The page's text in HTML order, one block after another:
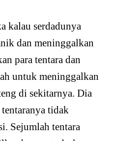
kalau serdadunya
dan meninggalkan
para tentara dan
untuk meninggalkan
di sekitarnya. Dia
tidak
Sejumlah tentara